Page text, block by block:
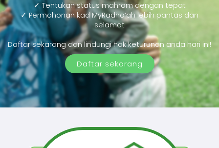
✓ Tentukan status mahram dengan tepat
✓ Permohonan kad MyRadha’ah lebih pantas dan
selamat
Daftar sekarang dan lindungi hak keturunan anda hari ini!
Daftar sekarang